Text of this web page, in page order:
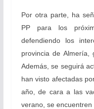
Por otra parte, ha
PP para los
defendiendo los
provincia de Almería,
Además, se seguirá
han visto afectadas
año, de cara a las
verano, se encuentren